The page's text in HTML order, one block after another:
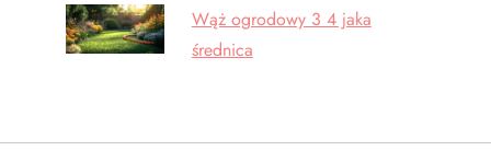
Wąż ogrodowy 3 4 jaka
średnica